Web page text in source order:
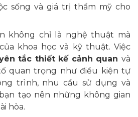
sống và giá trị thẩm mỹ cho
không chỉ là nghệ thuật mà
khoa học và kỹ thuật. Việc
tắc thiết kế cảnh quanvà
quan trọng như điều kiện tự
trình, nhu cầu sử dụng và
tạo nên những không gian
hòa.